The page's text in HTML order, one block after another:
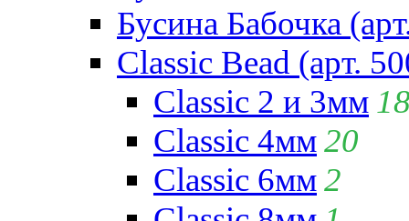
Бусина Бабочка
Classic Bead (арт.
Classic 2 и 3мм
Classic 4мм20
Classic 6мм2